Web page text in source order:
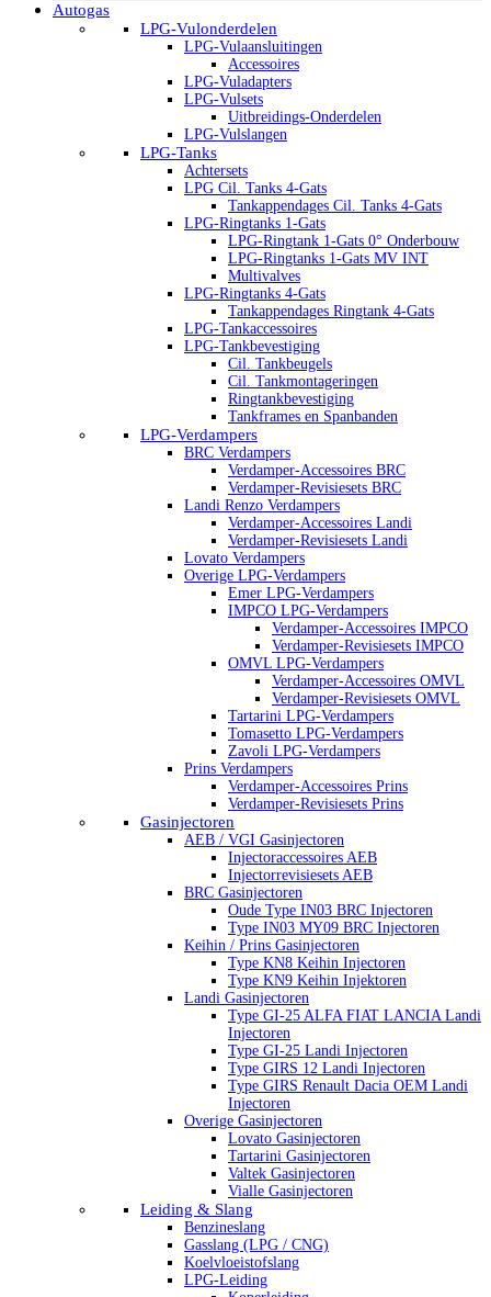
Autogas
LPG-Vulonderdelen
LPG-Vulaansluitingen
Accessoires
LPG-Vuladapters
LPG-Vulsets
Uitbreidings-Onderdelen
LPG-Vulslangen
LPG-Tanks
Achtersets
LPG Cil. Tanks 4-Gats
Tankappendages Cil. Tanks 4-Gats
LPG-Ringtanks 1-Gats
LPG-Ringtank 1-Gats 0° Onderbouw
LPG-Ringtanks 1-Gats MV INT
Multivalves
LPG-Ringtanks 4-Gats
Tankappendages Ringtank 4-Gats
LPG-Tankaccessoires
LPG-Tankbevestiging
Cil. Tankbeugels
Cil. Tankmontageringen
Ringtankbevestiging
Tankframes en Spanbanden
LPG-Verdampers
BRC Verdampers
Verdamper-Accessoires BRC
Verdamper-Revisiesets BRC
Landi Renzo Verdampers
Verdamper-Accessoires Landi
Verdamper-Revisiesets Landi
Lovato Verdampers
Overige LPG-Verdampers
Emer LPG-Verdampers
IMPCO LPG-Verdampers
Verdamper-Accessoires IMPCO
Verdamper-Revisiesets IMPCO
OMVL LPG-Verdampers
Verdamper-Accessoires OMVL
Verdamper-Revisiesets OMVL
Tartarini LPG-Verdampers
Tomasetto LPG-Verdampers
Zavoli LPG-Verdampers
Prins Verdampers
Verdamper-Accessoires Prins
Verdamper-Revisiesets Prins
Gasinjectoren
AEB / VGI Gasinjectoren
Injectoraccessoires AEB
Injectorrevisiesets AEB
BRC Gasinjectoren
Oude Type IN03 BRC Injectoren
Type IN03 MY09 BRC Injectoren
Keihin / Prins Gasinjectoren
Type KN8 Keihin Injectoren
Type KN9 Keihin Injektoren
Landi Gasinjectoren
Type GI-25 ALFA FIAT LANCIA Landi
Injectoren
Type GI-25 Landi Injectoren
Type GIRS 12 Landi Injectoren
Type GIRS Renault Dacia OEM Landi
Injectoren
Overige Gasinjectoren
Lovato Gasinjectoren
Tartarini Gasinjectoren
Valtek Gasinjectoren
Vialle Gasinjectoren
Leiding & Slang
Benzineslang
Gasslang (LPG / CNG)
Koelvloeistofslang
LPG-Leiding